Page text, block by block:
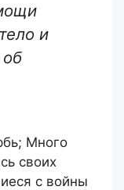
и
Много
своих
с войны